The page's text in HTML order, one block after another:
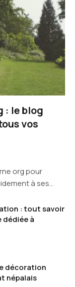
: le blog
vos
org pour
à ses…
: tout savoir
à
décoration
népalais